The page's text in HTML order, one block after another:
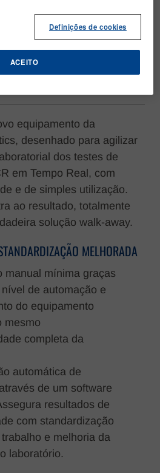
PARÂMETROS DISPONÍVEIS
equipamento da
desenhado para agilizar
dos testes de
em Tempo Real, com
e de simples utilização.
ao resultado, totalmente
solução walk-away.
MELHORADA
manual mínima graças
de automação e
do equipamento
mesmo
completa da
automática de
de um software
resultados de
com standardização
e melhoria da
laboratório.
Definições de cookies
ACEITO